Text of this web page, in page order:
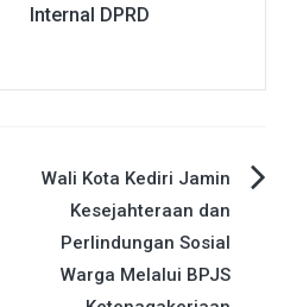
Internal DPRD
Wali Kota Kediri Jamin
Kesejahteraan dan
Perlindungan Sosial
Warga Melalui BPJS